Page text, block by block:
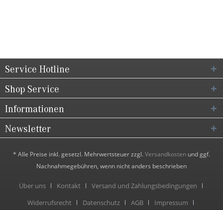
Service Hotline
Shop Service
Informationen
Newsletter
* Alle Preise inkl. gesetzl. Mehrwertsteuer zzgl.Versandkosten und ggf.
Nachnahmegebühren, wenn nicht anders beschrieben
Über uns Kontakt
Versand und Zahlungsbedingungen
Widerrufsrecht
Datenschutz AGB Impressum